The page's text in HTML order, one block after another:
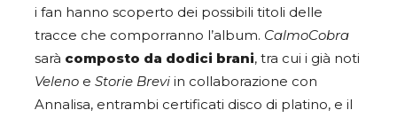
i fan hanno scoperto dei possibili titoli delle
tracce che comporranno l’album. CalmoCobra
sarà composto da dodici brani, tra cui i già noti
Veleno e Storie Brevi in collaborazione con
Annalisa, entrambi certificati disco di platino, e il